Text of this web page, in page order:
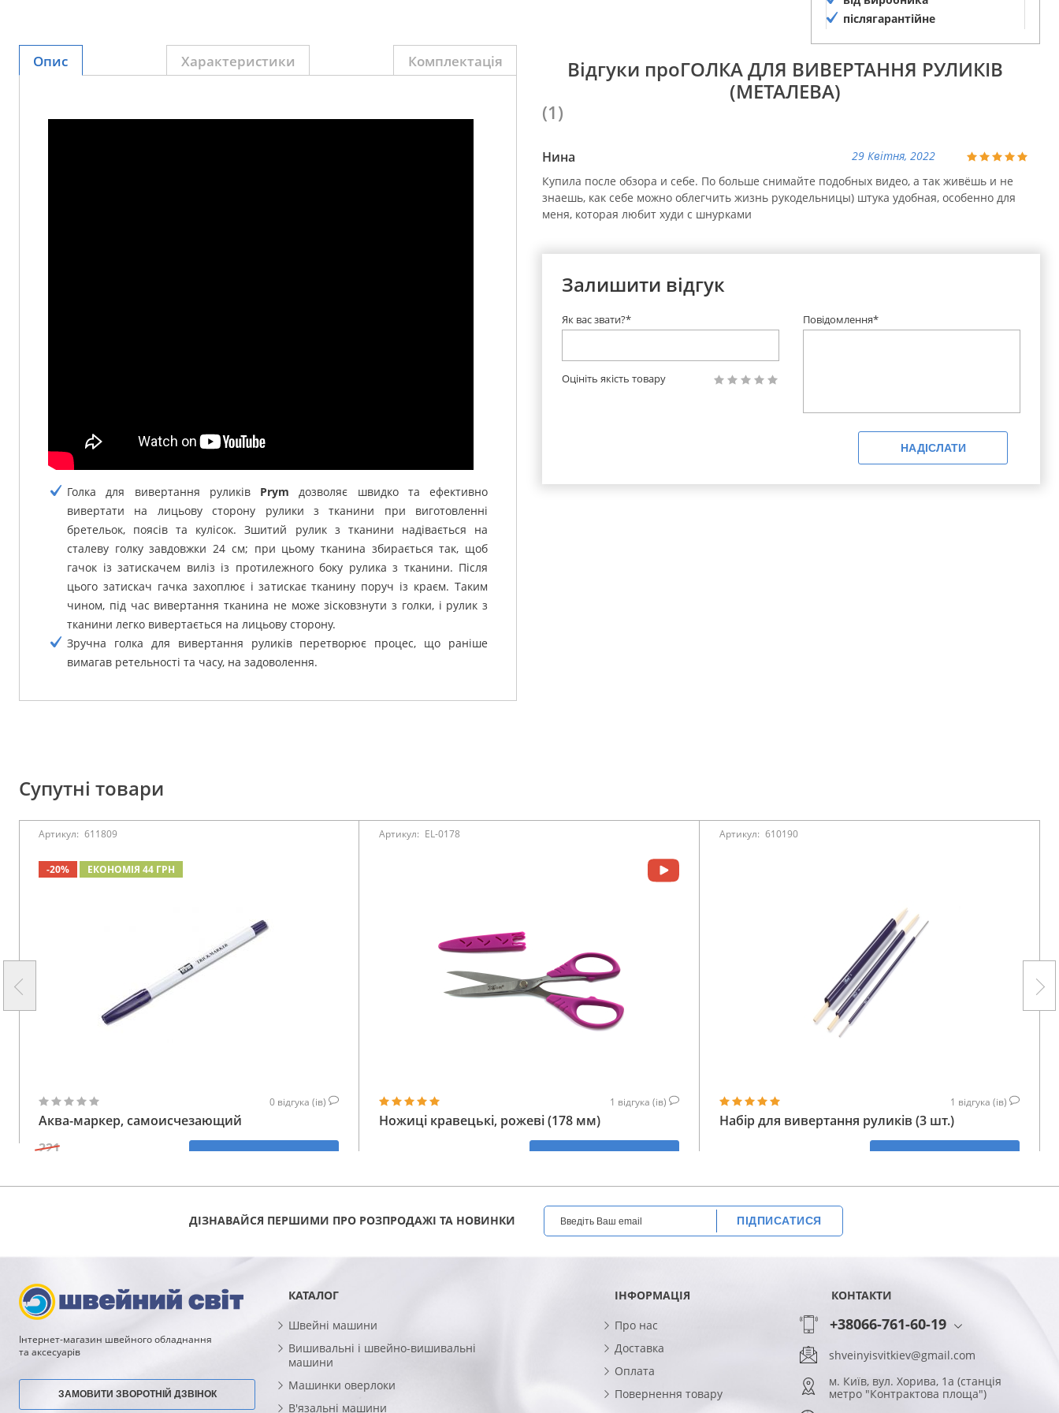
післягарантійне
Опис Характеристики Комплектація
Голка для вивертання руликів Prym дозволяє швидко та ефективно
вивертати на лицьову сторону рулики з тканини при виготовленні
бретельок, поясів та кулісок.
Зшитий рулик з тканини надівається на
сталеву голку завдовжки 24 см; при цьому тканина збирається так, щоб
гачок із затискачем виліз із протилежного боку рулика з тканини. Після
цього затискач гачка захоплює і затискає тканину поруч із краєм. Таким
чином, під час вивертання тканина не може зісковзнути з голки, і рулик з
тканини легко вивертається на лицьову сторону.
Зручна голка для вивертання руликів перетворює процес, що раніше
вимагав ретельності та часу, на задоволення.
Відгуки проГОЛКА ДЛЯ ВИВЕРТАННЯ РУЛИКІВ
(МЕТАЛЕВА)
(1)
Нина
29 Квітня, 2022
Купила после обзора и себе. По больше снимайте подобных видео, а так живёшь и не
знаешь, как себе можно облегчить жизнь рукодельницы) штука удобная, особенно для
меня, которая любит худи с шнурками
Залишити відгук
Повідомлення*
Як вас звати?*
Оцініть якість товару
НАДІСЛАТИ
Супутні товари
Артикул: 611809
-20% ЕКОНОМІЯ 44 ГРН
0 відгука (ів)
Аква-маркер, самоисчезающий
221
КУПИТИ
Артикул: EL-0178
1 відгука (ів)
Ножиці кравецькі, рожеві (178 мм)
КУПИТИ
Артикул: 610190
1 відгука (ів)
Набір для вивертання руликів (3 шт.)
КУПИТИ
ДІЗНАВАЙСЯ ПЕРШИМИ ПРО РОЗПРОДАЖІ ТА НОВИНКИ ПІДПИСАТИСЯ
Інтернет-магазин швейного обладнання
та аксесуарів
ЗАМОВИТИ ЗВОРОТНІЙ ДЗВІНОК
КАТАЛОГ
Швейні машини
Вишивальні і швейно-вишивальні
машини
Машинки оверлоки
В'язальні машини
ІНФОРМАЦІЯ
Про нас
Доставка
Оплата
Повернення товару
КОНТАКТИ
+38066-761-60-19
shveinyisvitkiev@gmail.com
м. Київ, вул. Хорива, 1а (станція
метро "Контрактова площа")